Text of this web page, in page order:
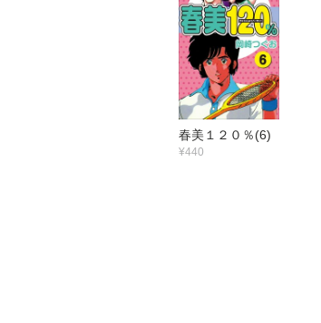
春美１２０％(6)
¥440